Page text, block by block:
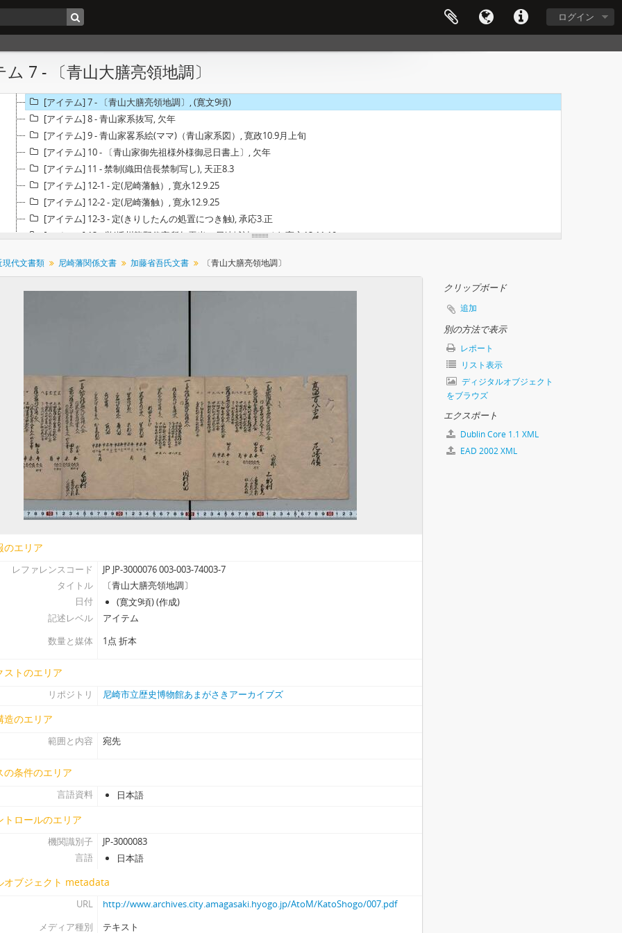
ログイン
7 - 〔青山大膳亮領地調〕
[アイテム] 2 - 覚（尼崎領知行御書出写）, 寛永12.7.29
[アイテム] 3 - 〔尼崎領知行朱印状写〕, 寛文4.4.5
[アイテム] 4 - 〔目録〕（青山幸利知行目録写）, 寛文4.4.5
[アイテム] 5 - 〔尼崎領知行朱印状写〕, 貞享元.10.29
[アイテム] 7 - 〔青山大膳亮領地調〕, (寛文9頃)
[アイテム] 8 - 青山家系抜写, 欠年
[アイテム] 9 - 青山家畧系絵(ママ)（青山家系図）, 寛政10.9月上旬
[アイテム] 10 - 〔青山家御先祖様外様御忌日書上〕, 欠年
[アイテム] 11 - 禁制(織田信長禁制写し), 天正8.3
[アイテム] 12-1 - 定(尼崎藩触）, 寛永12.9.25
[アイテム] 12-2 - 定(尼崎藩触）, 寛永12.9.25
[アイテム] 12-3 - 定(きりしたんの処置につき触), 承応3.正
[アイテム] 13 - 覚(播州龍野代官所年貢米の尼崎城詰につき), 寛永13.11.10
[アイテム] 15 - 定役之事(青山幸成定役御定書), (寛永)
[アイテム] 22 - 起請文（一火御一統之奥儀につき）, 嘉永3.8.26
[アイテム] 23 - 御取次覚書, 近世
[アイテム] 24 - 給帳集（青山氏家中分限帳）, (寛永12・万治3・延宝7)
[アイテム] 25 - 〔寛永12年青山御家中分限帳・延宝7年組定〕, (寛永12・延宝7)
[アイテム] 26 - 分限帳（青山家中分限帳）, 享保10.正
[アイテム] 27 - 縣新左衛門繁能御役替覚書, (元禄元～享保）
[アイテム] 28-1 - 〔摂州尼崎城絵図〕, 近世
[アイテム] 28-2 - 〔摂州尼崎城絵図〕, (享保初）
[アイテム] 29 - 〔覚〕(尼崎城石垣普請につき), (寛文4）.9.18
[アイテム] 32 - 入日記（尼崎城米・城普請修復願上等諸帳諸証文目録）, 寛文4.8.27
[アイテム] 33 - 中灘大目録（尼崎藩中灘家数・人数・船数）, 宝永5
[アイテム] 34 - 〔書状案文〕（縣新左衛門先祖供養につき）, 酉(享和元).12.16
[アイテム] 35 - 大坂尼ヶ崎覚（縣氏尼崎墓所・旧宅等）, (文化11)
[アイテム] 36 - 〔全昌寺過去帳記載の縣氏法名書上げ〕, 近世
[アイテム] 37-2 - 〔願書下書〕（八幡宮参詣・先祖墓参につき逗留願）, (文化11).9
[アイテム] 37-4 - 〔願書控え〕（石清水八幡参詣につき逗留願）, (文化11).9.12
[アイテム] 38 - 〔書状〕（縣氏先祖繁廣室二百回忌御営料受取等につき）, 未(安政6).10.23
[アイテム] 39 - 摂州坂本村安養寺境内絵図（写）, (享和3)
[アイテム] 41 - 新地女郎身請帳, (安政4写)
[アイテム] 43 - 〔書状〕（兵庫津御通の衆日付帳に付けるべきこと、京極刑部(高和)殿通行につき), （寛永後期).2.13
[アイテム] 44 - 〔書状〕(明石へ遣わす関船買取につき), (寛永後期）.3.10
[アイテム] 45 - 〔書状〕(刀・茶壺等の購入につき), (寛永後期).3.20
[アイテム] 46 - 〔書状〕(冠木門材木、足軽屋敷割り渡し、生田宮下新田割作等につき）, (寛永13).3.26
[アイテム] 48 - 〔書状〕(大久保加賀(忠職)ら通行接待等につき）, (寛永16).4.5
[アイテム] 49 - 〔書状〕（兵庫津町年頭・八朔祝儀樽代、奉行として請け取るべきにつき）, (寛永後期).卯月.13
現代文書類 尼崎藩関係文書 加藤省吾氏文書 〔青山大膳亮領地調〕
のエリア
レファレンスコード
JP JP-3000076 003-003-74003-7
タイトル
〔青山大膳亮領地調〕
日付
(寛文9頃) (作成)
記述レベル
アイテム
数量と媒体
1点 折本
ストのエリア
リポジトリ 尼崎市立歴史博物館あまがさきアーカイブズ
造のエリア
範囲と内容 宛先
の条件のエリア
言語資料 日本語
トロールのエリア
機関識別子
JP-3000083
言語
日本語
オブジェクト metadata
URL
http://www.archives.city.amagasaki.hyogo.jp/AtoM/KatoShogo/007.pdf
メディア種別
テキスト
クリップボード
追加
別の方法で表示
レポート
リスト表示
ディジタルオブジェクト
をブラウズ
エクスポート
Dublin Core 1.1 XML
EAD 2002 XML